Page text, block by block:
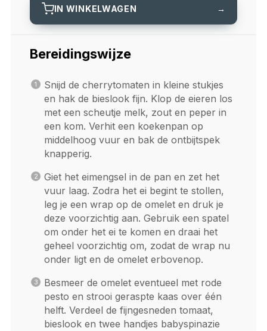
IN WINKELWAGEN →
Bereidingswijze
Snijd de cherrytomaten in kleine stukjes
en hak de bieslook fijn. Klop de eieren los
met een scheutje melk, zout en peper in
een kom. Verhit een koekenpan op
middelhoog vuur en bak de ontbijtspek
knapperig.
Giet het eimengsel in de pan en zet het
vuur laag. Zodra het ei begint te stollen,
leg je een wrap op de omelet en druk je
deze voorzichtig aan. Gebruik een spatel
om onder het ei te komen en draai het
geheel voorzichtig om, zodat de wrap nu
onder ligt en de omelet erbovenop.
Besmeer de omelet eventueel met rode
pesto en strooi geraspte kaas over één
helft. Verdeel de fijngesneden tomaat,
bieslook en twee handjes babyspinazie